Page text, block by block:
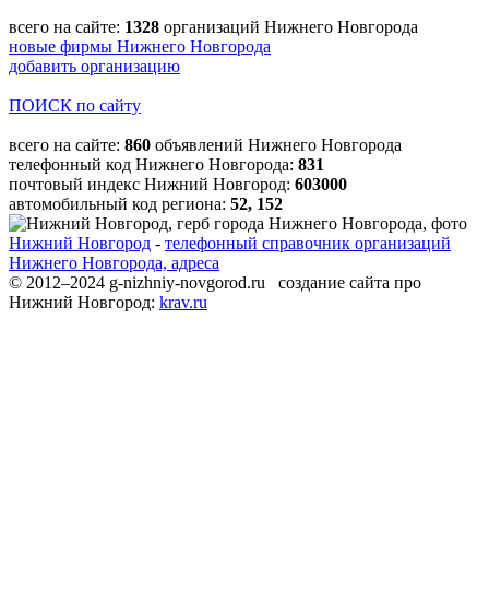
всего на сайте: 1328 организаций Нижнего Новгорода
новые фирмы Нижнего Новгорода
добавить организацию
ПОИСК по сайту
всего на сайте: 860 объявлений Нижнего Новгорода
телефонный код Нижнего Новгорода: 831
почтовый индекс Нижний Новгород: 603000
автомобильный код региона: 52, 152
Нижний Новгород - телефонный справочник организаций
Нижнего Новгорода, адреса
© 2012–2024 g-nizhniy-novgorod.ru создание сайта про
Нижний Новгород: krav.ru